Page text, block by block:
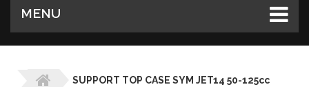
MENU
SUPPORT TOP CASE SYM JET14 50-125cc